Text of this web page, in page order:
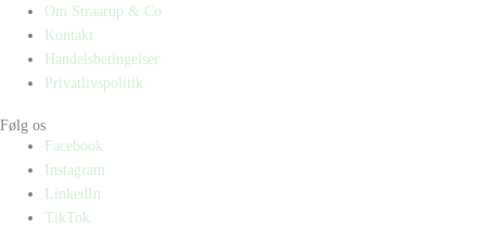
Om Straarup & Co
Kontakt
Handelsbetingelser
Privatlivspolitik
Følg os
Facebook
Instagram
LinkedIn
TikTok